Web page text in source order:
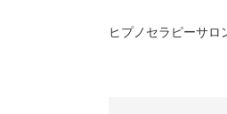
ヒプノセラピーサロ